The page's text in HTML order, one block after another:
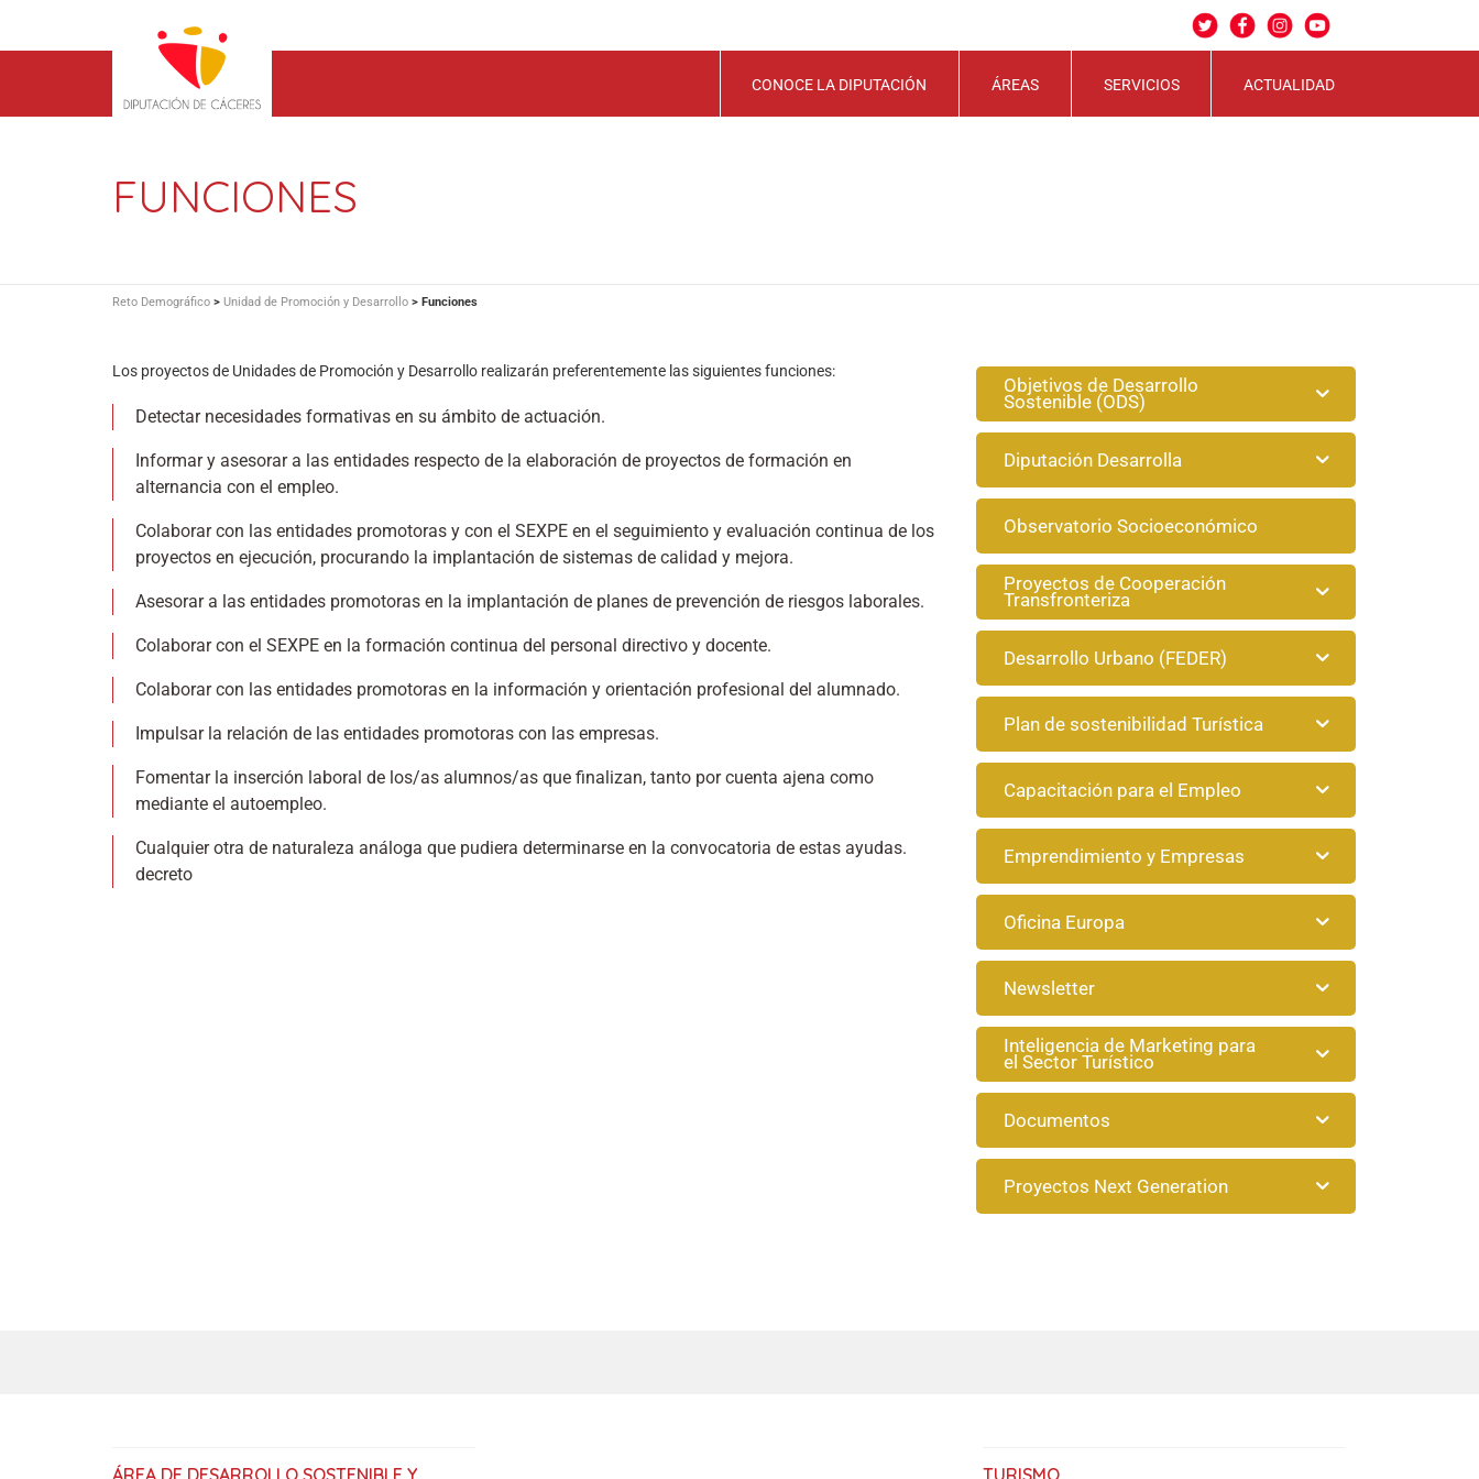
CONOCE LA DIPUTACIÓN ÁREAS SERVICIOS ACTUALIDAD
FUNCIONES
Reto Demográfico > Unidad de Promoción y Desarrollo > Funciones
Los proyectos de Unidades de Promoción y Desarrollo realizarán preferentemente las siguientes funciones:
Detectar necesidades formativas en su ámbito de actuación.
Informar y asesorar a las entidades respecto de la elaboración de proyectos de formación en
alternancia con el empleo.
Colaborar con las entidades promotoras y con el SEXPE en el seguimiento y evaluación continua de los
proyectos en ejecución, procurando la implantación de sistemas de calidad y mejora.
Asesorar a las entidades promotoras en la implantación de planes de prevención de riesgos laborales.
Colaborar con el SEXPE en la formación continua del personal directivo y docente.
Colaborar con las entidades promotoras en la información y orientación profesional del alumnado.
Impulsar la relación de las entidades promotoras con las empresas.
Fomentar la inserción laboral de los/as alumnos/as que finalizan, tanto por cuenta ajena como
mediante el autoempleo.
Cualquier otra de naturaleza análoga que pudiera determinarse en la convocatoria de estas ayudas.
decreto
Objetivos de Desarrollo
Sostenible (ODS)
Diputación Desarrolla
Observatorio Socioeconómico
Proyectos de Cooperación
Transfronteriza
Desarrollo Urbano (FEDER)
Plan de sostenibilidad Turística
Capacitación para el Empleo
Emprendimiento y Empresas
Oficina Europa
Newsletter
Inteligencia de Marketing para
el Sector Turístico
Documentos
Proyectos Next Generation
ÁREA DE DESARROLLO SOSTENIBLE Y TURISMO